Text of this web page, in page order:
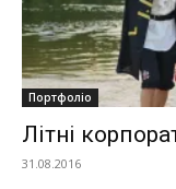
Портфоліо
Літні
31.08.2016